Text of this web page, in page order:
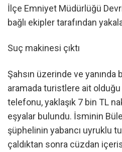
İlçe Emniyet Müdürlüğü
bağlı ekipler tarafından
Suç makinesi çıktı
Şahsın üzerinde ve yanında
aramada turistlere ait
telefonu, yaklaşık 7 bin TL
eşyalar bulundu. İsminin
şüphelinin yabancı uyruklu
çaldıktan sonra cüzdan